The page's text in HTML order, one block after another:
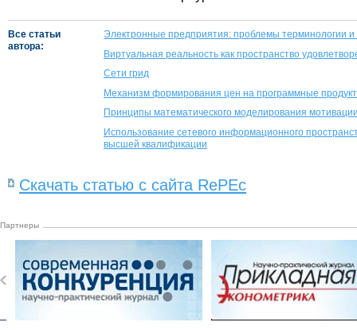
Все статьи
автора:
Электронные предприятия: проблемы терминологии и
Виртуальная реальность как пространство
Сети грид
Механизм формирования цен на программные
Принципы математического моделирования
Использование сетевого информационного
высшей квалификации
Скачать статью с сайта RePEc
Партнеры